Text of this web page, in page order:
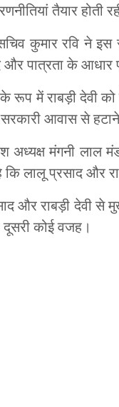
तैयार होती
कुमार रवि ने
पात्रता के आधार
के रूप में राबड़ी देवी
सरकारी आवास से
अध्यक्ष मंगनी लाल
लालू प्रसाद और
और राबड़ी देवी से
दूसरी कोई वजह।